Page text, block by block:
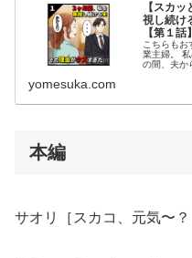
【スカ
視し続け
【第１話】
こちらも
業主婦。
の間、夫か
yomesuka.com
本編
サオリ［スカコ、元気〜？